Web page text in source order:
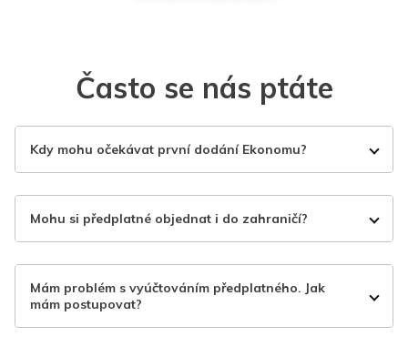
Často se nás ptáte
Kdy mohu očekávat první dodání Ekonomu?
Mohu si předplatné objednat i do zahraničí?
Mám problém s vyúčtováním předplatného. Jak
mám postupovat?